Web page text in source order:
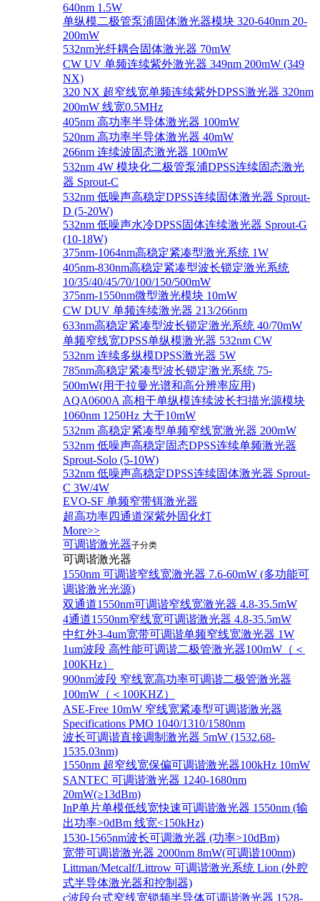
640nm 1.5W
单纵模二极管泵浦固体激光器模块 320-640nm 20-
200mW
532nm光纤耦合固体激光器 70mW
CW UV 单频连续紫外激光器 349nm 200mW (349
NX)
320 NX 超窄线宽单频连续紫外DPSS激光器 320nm
200mW 线宽0.5MHz
405nm 高功率半导体激光器 100mW
520nm 高功率半导体激光器 40mW
266nm 连续波固态激光器 100mW
532nm 4W 模块化二极管泵浦DPSS连续固态激光
器 Sprout-C
532nm 低噪声高稳定DPSS连续固体激光器 Sprout-
D (5-20W)
532nm 低噪声水冷DPSS固体连续激光器 Sprout-G
(10-18W)
375nm-1064nm高稳定紧凑型激光系统 1W
405nm-830nm高稳定紧凑型波长锁定激光系统
10/35/40/45/70/100/150/500mW
375nm-1550nm微型激光模块 10mW
CW DUV 单频连续激光器 213/266nm
633nm高稳定紧凑型波长锁定激光系统 40/70mW
单频窄线宽DPSS单纵模激光器 532nm CW
532nm 连续多纵模DPSS激光器 5W
785nm高稳定紧凑型波长锁定激光系统 75-
500mW(用于拉曼光谱和高分辨率应用)
AQA0600A 高相干单纵模连续波长扫描光源模块
1060nm 1250Hz 大于10mW
532nm 高稳定紧凑型单频窄线宽激光器 200mW
532nm 低噪声高稳定固态DPSS连续单频激光器
Sprout‐Solo (5-10W)
532nm 低噪声高稳定DPSS连续固体激光器 Sprout-
C 3W/4W
EVO-SF 单频窄带铒激光器
超高功率四通道深紫外固化灯
More>>
可调谐激光器子分类
可调谐激光器
1550nm 可调谐窄线宽激光器 7.6-60mW (多功能可
调谐激光光源)
双通道1550nm可调谐窄线宽激光器 4.8-35.5mW
4通道1550nm窄线宽可调谐激光器 4.8-35.5mW
中红外3-4um宽带可调谐单频窄线宽激光器 1W
1um波段 高性能可调谐二极管激光器100mW（＜
100KHz）
900nm波段 窄线宽高功率可调谐二极管激光器
100mW（＜100KHZ）
ASE-Free 10mW 窄线宽紧凑型可调谐激光器
Specifications PMO 1040/1310/1580nm
波长可调谐直接调制激光器 5mW (1532.68-
1535.03nm)
1550nm 超窄线宽保偏可调谐激光器100kHz 10mW
SANTEC 可调谐激光器 1240-1680nm
20mW(≥13dBm)
InP单片单模低线宽快速可调谐激光器 1550nm (输
出功率>0dBm 线宽<150kHz)
1530-1565nm波长可调激光器 (功率>10dBm)
宽带可调谐激光器 2000nm 8mW(可调谐100nm)
Littman/Metcalf/Littrow 可调谐激光系统 Lion (外腔
式半导体激光器和控制器)
c波段台式窄线宽锁频半导体可调谐激光器 1528-